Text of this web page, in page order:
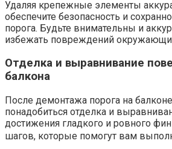
Удаляя крепежные элементы
обеспечите безопасность и
порога. Будьте внимательны и
избежать повреждений
Отделка и выравнивание
балкона
После демонтажа порога на
понадобиться отделка и
достижения гладкого и ровного
шагов, которые помогут вам